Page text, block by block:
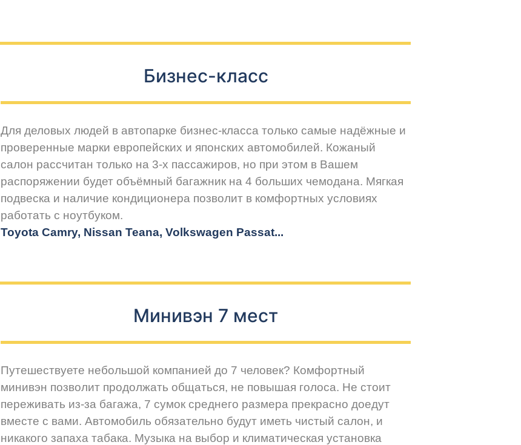
Бизнес-класс
Для деловых людей в автопарке бизнес-класса только самые надёжные и
проверенные марки европейских и японских автомобилей. Кожаный
салон рассчитан только на 3-х пассажиров, но при этом в Вашем
распоряжении будет объёмный багажник на 4 больших чемодана. Мягкая
подвеска и наличие кондиционера позволит в комфортных условиях
работать с ноутбуком.
Toyota Camry, Nissan Teana, Volkswagen Passat...
Минивэн 7 мест
Путешествуете небольшой компанией до 7 человек? Комфортный
минивэн позволит продолжать общаться, не повышая голоса. Не стоит
переживать из-за багажа, 7 сумок среднего размера прекрасно доедут
вместе с вами. Автомобиль обязательно будут иметь чистый салон, и
никакого запаха табака. Музыка на выбор и климатическая установка